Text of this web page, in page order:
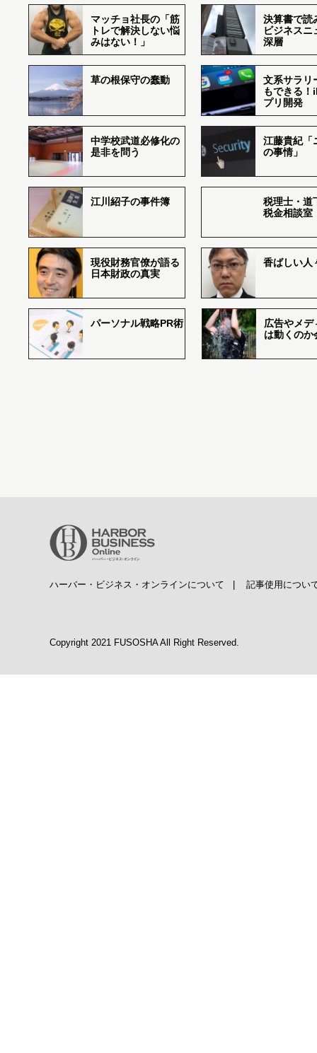
マッチョ社長の「筋
トレで解決しない悩
みはない！」
決算書で読
ビジネスニ
深層
草の根保守の蠢動
文系サラリ
もできる
プリ開発
中学校武道必修化の
是非を問う
江藤貴紀「
の事情」
江川紹子の事件簿
税理士・道
税金相談室
現役財務官僚が語る
日本財政の真実
香ばしい
パーソナル戦略PR術
広告やメデ
は動くのか
ハーバー・ビジネス・オンラインについて 記事使用につい
Copyright 2021 FUSOSHA All Right Reserved.